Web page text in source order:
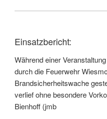
Einsatzbericht:
Während einer
durch die Feuerwehr
Brandsicherheitswache
verlief ohne besondere
Bienhoff (jmb